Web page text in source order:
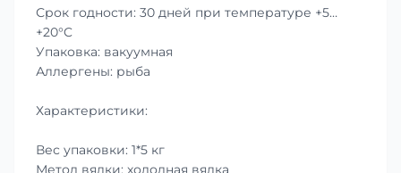
Срок годности: 30 дней при температуре +5…
+20°C
Упаковка: вакуумная
Аллергены: рыба
Характеристики:
Вес упаковки: 1*5 кг
Метод вялки: холодная вялка